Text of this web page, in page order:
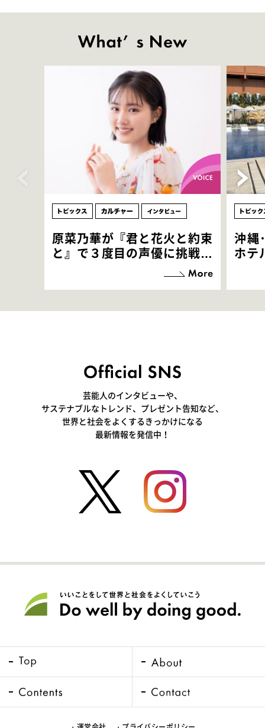
原菜乃華が『君と花火と約束
と』で３度目の声優に挑戦！
「お邪魔させてもらっている
感覚ですが､お芝居に没頭で
沖縄
ホテ
芸能人のインタビューや、
サステナブルなトレンド、プレゼント告知など、
世界と社会をよくするきっかけになる
最新情報を発信中！